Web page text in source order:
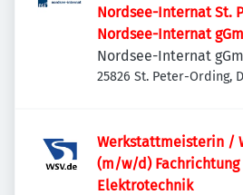
Nordsee-Internat St.
Nordsee-Internat
Nordsee-Internat
25826 St. Peter-Ording,
Werkstattmeisterin /
(m/w/d)
Elektrotechnik